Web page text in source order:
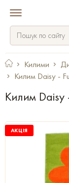
Килими
Килим Daisy -
Килим Daisy
АКЦІЯ